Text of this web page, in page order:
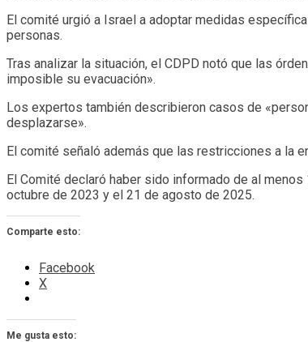
El comité urgió a Israel a adoptar medidas
personas.
Tras analizar la situación, el CDPD notó que las
imposible su evacuación».
Los expertos también describieron casos de
desplazarse».
El comité señaló además que las restricciones a la
El Comité declaró haber sido informado de al
octubre de 2023 y el 21 de agosto de 2025.
Comparte esto:
Facebook
X
Me gusta esto: